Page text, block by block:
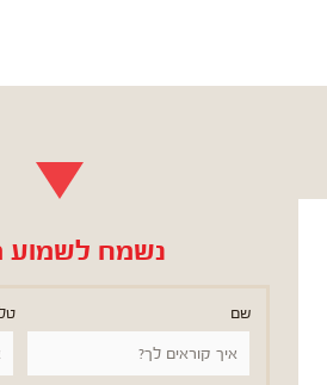
נשמח לשמוע
שם